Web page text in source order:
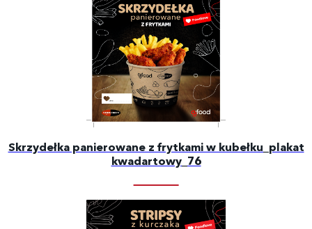
Skrzydełka panierowane z frytkami w kubełku_plakat
kwadartowy_76